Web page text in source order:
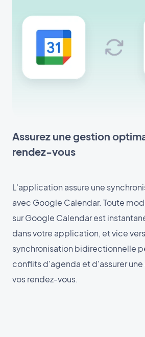
Assurez une gestion
rendez-vous
L'application assure une
avec Google Calendar. Toute
sur Google Calendar est
dans votre application, et vice
synchronisation bidirectionnelle
conflits d'agenda et d'assurer
vos rendez-vous.